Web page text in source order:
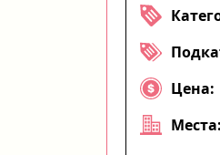
Цена:
Места: